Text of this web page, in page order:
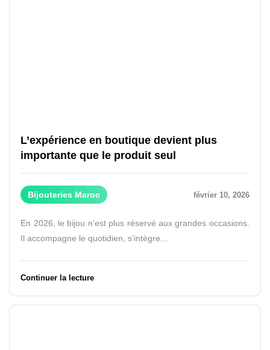
L’expérience en boutique devient plus
importante que le produit seul
Bijouteries Maroc février 10, 2026
En 2026, le bijou n’est plus réservé aux grandes occasions.
Il accompagne le quotidien, s’intègre…
Continuer la lecture